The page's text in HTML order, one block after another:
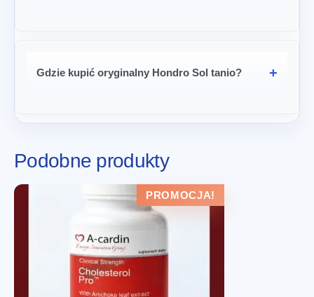
Gdzie kupić oryginalny Hondro Sol tanio?
Podobne produkty
PROMOCJA!